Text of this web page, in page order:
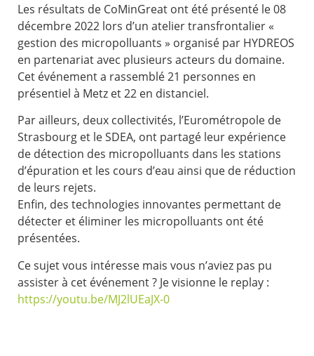
Les résultats de CoMinGreat ont été présenté le 08
décembre 2022 lors d’un atelier transfrontalier «
gestion des micropolluants » organisé par HYDREOS
en partenariat avec plusieurs acteurs du domaine.
Cet événement a rassemblé 21 personnes en
présentiel à Metz et 22 en distanciel.
Par ailleurs, deux collectivités, l’Eurométropole de
Strasbourg et le SDEA, ont partagé leur expérience
de détection des micropolluants dans les stations
d’épuration et les cours d’eau ainsi que de réduction
de leurs rejets.
Enfin, des technologies innovantes permettant de
détecter et éliminer les micropolluants ont été
présentées.
Ce sujet vous intéresse mais vous n’aviez pas pu
assister à cet événement ? Je visionne le replay :
https://youtu.be/MJ2lUEaJX-0